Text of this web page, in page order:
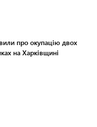
про окупацію двох
на Харківщині